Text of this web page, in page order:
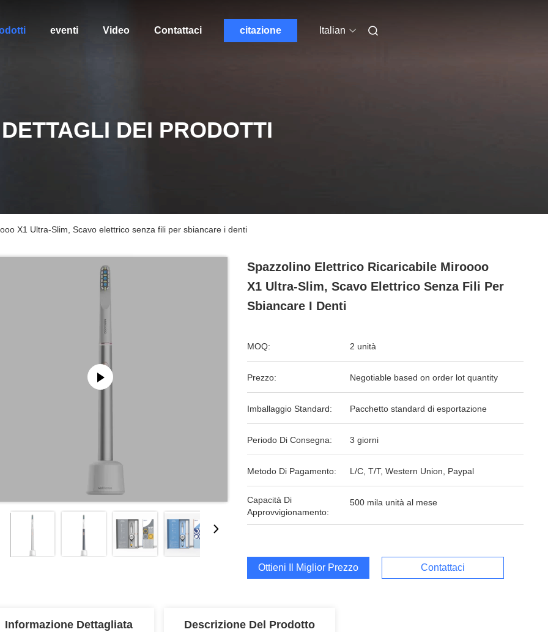
eventi Video Contattaci citazione Italian
DETTAGLI DEI PRODOTTI
X1 Ultra-Slim, Scavo elettrico senza fili per sbiancare i denti
Spazzolino Elettrico Ricaricabile Miroooo
X1 Ultra-Slim, Scavo Elettrico Senza Fili Per
Sbiancare I Denti
MOQ: 2 unità
Prezzo: Negotiable based on order lot quantity
Imballaggio Standard: Pacchetto standard di esportazione
Periodo Di Consegna: 3 giorni
Metodo Di Pagamento: L/C, T/T, Western Union, Paypal
Capacità Di
Approvvigionamento:
500 mila unità al mese
Ottieni Il Miglior Prezzo Contattaci
Informazione Dettagliata Descrizione Del Prodotto